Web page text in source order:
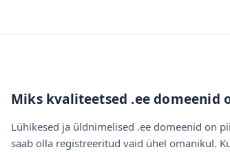
Miks kvaliteetsed .ee domeenid
Lühikesed ja üldnimelised .ee domeenid on
saab olla registreeritud vaid ühel omanikul.